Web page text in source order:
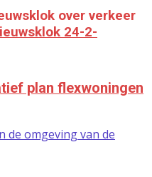
over verkeer
24-2-
plan flexwoningen
de omgeving van de